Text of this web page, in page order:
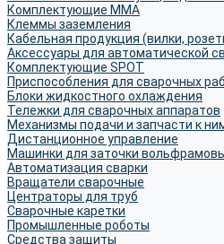
Комплектующие ММА
Клеммы заземления
Кабельная продукция (вилки,
Аксессуары для автоматической
Комплектующие SPOT
Приспособления для сварочных
Блоки жидкостного охлаждения
Тележки для сварочных аппаратов
Механизмы подачи и запчасти к
Дистанционное управление
Машинки для заточки
Автоматизация сварки
Вращатели сварочные
Центраторы для труб
Сварочные каретки
Промышленные роботы
Средства защиты